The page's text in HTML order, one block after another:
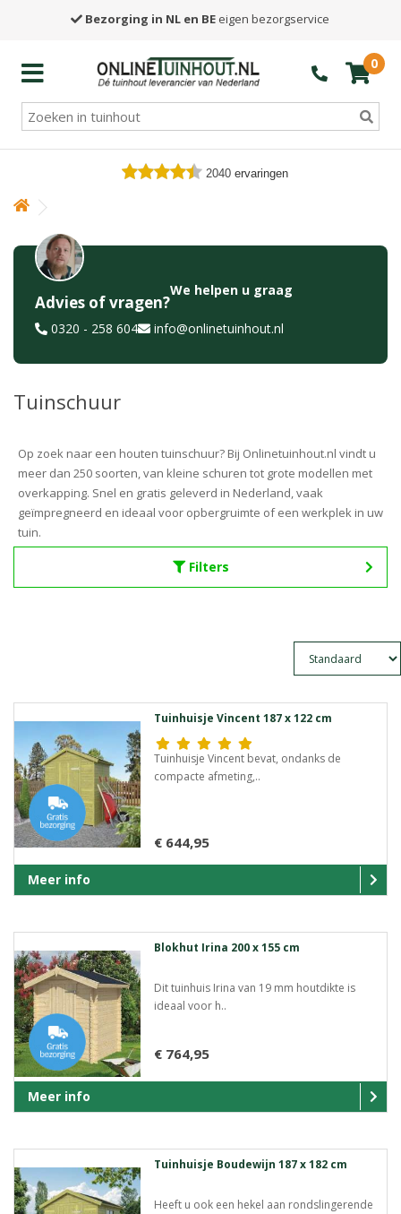
Bezorging in NL en BE eigen bezorgservice
0
2040 ervaringen
Advies of vragen?
We helpen u graag
0320 - 258 604 info@onlinetuinhout.nl
Tuinschuur
Op zoek naar een houten tuinschuur? Bij Onlinetuinhout.nl vindt u
meer dan 250 soorten, van kleine schuren tot grote modellen met
overkapping. Snel en gratis geleverd in Nederland, vaak
geïmpregneerd en ideaal voor opbergruimte of een werkplek in uw
tuin.
Filters
Tuinhuisje Vincent 187 x 122 cm
Tuinhuisje Vincent bevat, ondanks de
compacte afmeting,..
€ 644,95
Meer info
Blokhut Irina 200 x 155 cm
Dit tuinhuis Irina van 19 mm houtdikte is
ideaal voor h..
€ 764,95
Meer info
Tuinhuisje Boudewijn 187 x 182 cm
Heeft u ook een hekel aan rondslingerende